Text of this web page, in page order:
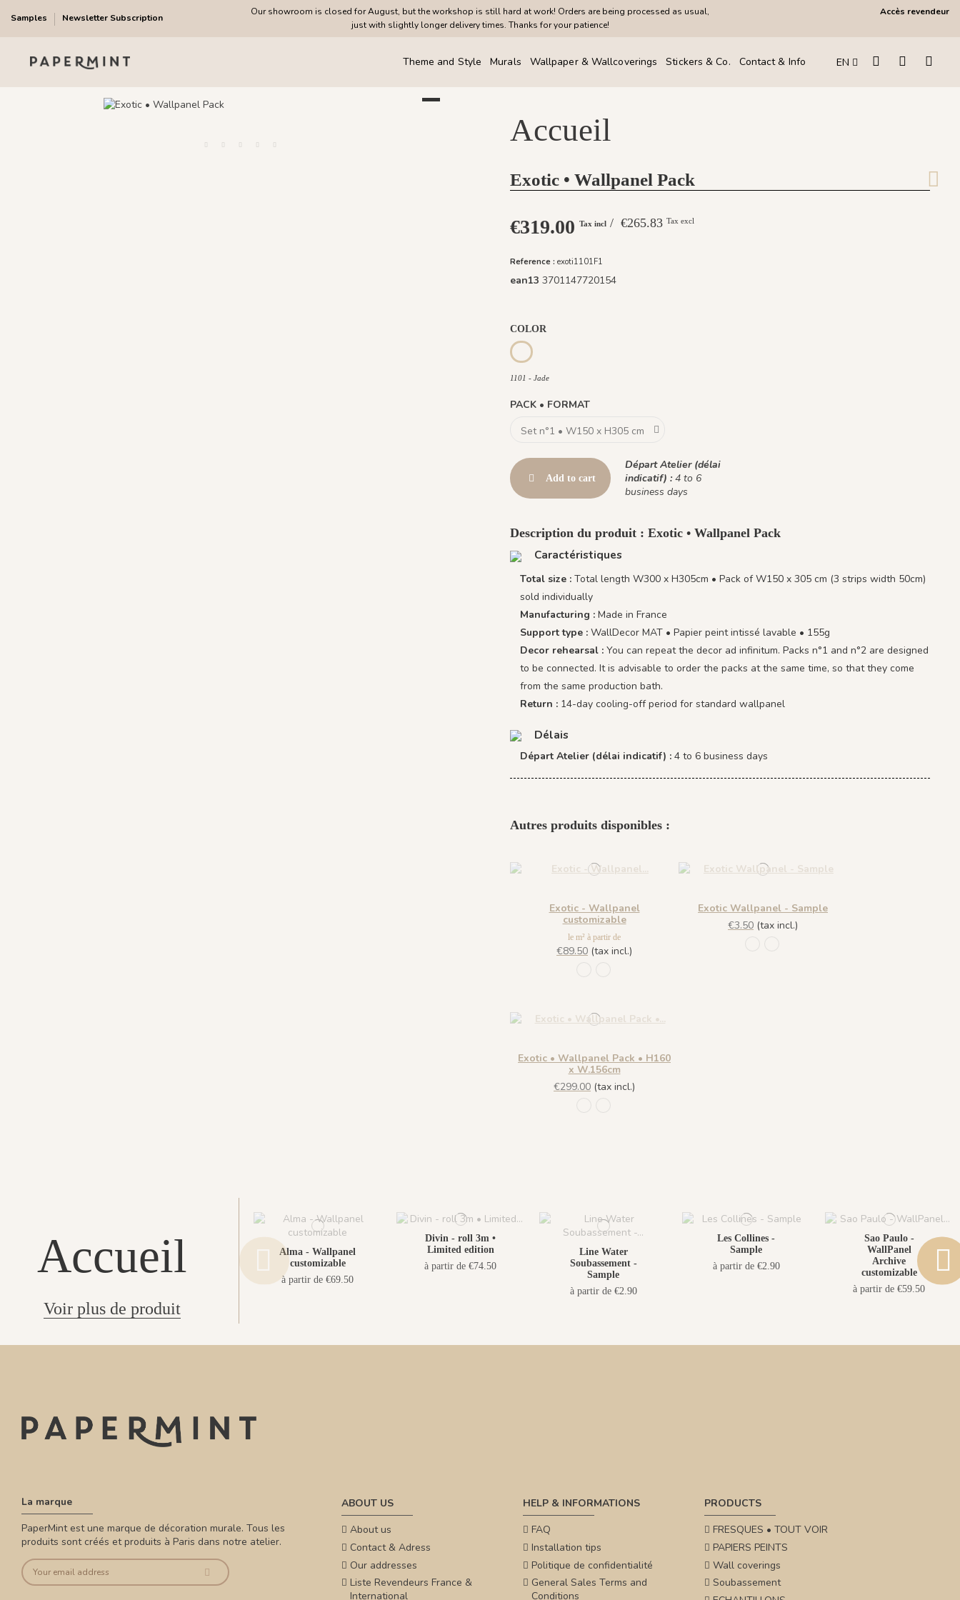
Samples Newsletter Subscription
Our showroom is closed for August, but the workshop is still hard at work! Orders are being processed as usual,
just with slightly longer delivery times. Thanks for your patience!
Accès revendeur
Theme and Style Murals Wallpaper & Wallcoverings Stickers & Co. Contact & Info EN
Accueil
Exotic • Wallpanel Pack
€319.00 Tax incl / €265.83 Tax excl
Reference : exoti1101F1
ean13 3701147720154
COLOR
1101 - Jade
1101 - Jade
PACK • FORMAT
Add to cart
Départ Atelier (délai
indicatif) : 4 to 6
business days
Description du produit : Exotic • Wallpanel Pack
Caractéristiques
Total size : Total length W300 x H305cm • Pack of W150 x 305 cm (3 strips width 50cm)
sold individually
Manufacturing : Made in France
Support type : WallDecor MAT • Papier peint intissé lavable • 155g
Decor rehearsal : You can repeat the decor ad infinitum. Packs n°1 and n°2 are designed
to be connected. It is advisable to order the packs at the same time, so that they come
from the same production bath.
Return : 14-day cooling-off period for standard wallpanel
Délais
Départ Atelier (délai indicatif) : 4 to 6 business days
Autres produits disponibles :
Exotic - Wallpanel
customizable
le m² à partir de
€89.50 (tax incl.)
Exotic Wallpanel - Sample
€3.50 (tax incl.)
Exotic • Wallpanel Pack • H160
x W.156cm
€299.00 (tax incl.)
Accueil
Voir plus de produit
Alma - Wallpanel
customizable
à partir de €69.50
Divin - roll 3m •
Limited edition
à partir de €74.50
Line Water
Soubassement -
Sample
à partir de €2.90
Les Collines -
Sample
à partir de €2.90
Sao Paulo -
WallPanel
Archive
customizable
à partir de €59.50
La marque
PaperMint est une marque de décoration murale. Tous les
produits sont créés et produits à Paris dans notre atelier.
ABOUT US
About us
Contact & Adress
Our addresses
Liste Revendeurs France &
International
HELP & INFORMATIONS
FAQ
Installation tips
Politique de confidentialité
General Sales Terms and
Conditions
PRODUCTS
FRESQUES • TOUT VOIR
PAPIERS PEINTS
Wall coverings
Soubassement